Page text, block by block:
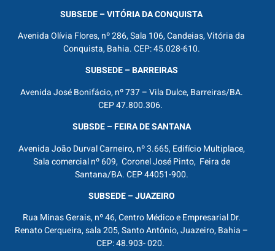
SUBSEDE – VITÓRIA DA CONQUISTA
Avenida Olívia Flores, nº 286, Sala 106, Candeias, Vitória da
Conquista, Bahia. CEP: 45.028-610.
SUBSEDE – BARREIRAS
Avenida José Bonifácio, nº 737 – Vila Dulce, Barreiras/BA.
CEP 47.800.306.
SUBSDE – FEIRA DE SANTANA
Avenida João Durval Carneiro, nº 3.665, Edifício Multiplace,
Sala comercial nº 609, Coronel José Pinto, Feira de
Santana/BA. CEP 44051-900.
SUBSEDE – JUAZEIRO
Rua Minas Gerais, nº 46, Centro Médico e Empresarial Dr.
Renato Cerqueira, sala 205, Santo Antônio, Juazeiro, Bahia –
CEP: 48.903- 020.